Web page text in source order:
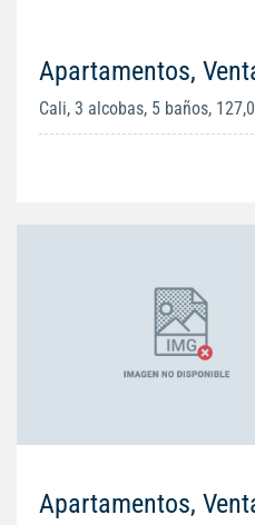
Apartamentos,
Cali, 3 alcobas, 5 baños,
Apartamentos,